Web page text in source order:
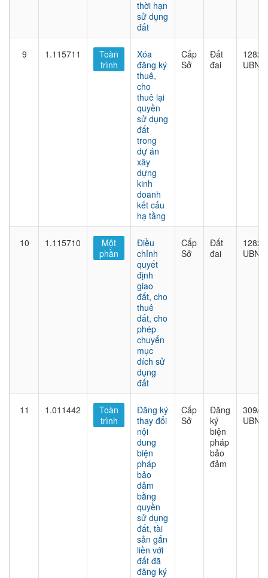
thời hạn
sử dụng
đất
9 1.115711
Toàn
trình
Xóa
đăng ký
thuê,
cho
thuê lại
quyền
sử dụng
đất
trong
dự án
xây
dựng
kinh
doanh
kết cấu
hạ tầng
Cấp
Sở
Đất
đai
1282/
UBND
10 1.115710
Một
phần
Điều
chỉnh
quyết
định
giao
đất, cho
thuê
đất, cho
phép
chuyển
mục
đích sử
dụng
đất
Cấp
Sở
Đất
đai
1282/
UBND
11 1.011442
Toàn
trình
Đăng ký
thay đổi
nội
dung
biện
pháp
bảo
đảm
bằng
quyền
sử dụng
đất, tài
sản gắn
liền với
đất đã
đăng ký
Cấp
Sở
Đăng
ký
biện
pháp
bảo
đảm
309/
UBND